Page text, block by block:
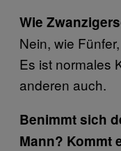
Wie
Nein, wie
Es ist normales
anderen auch.
Benimmt sich
Mann? Kommt